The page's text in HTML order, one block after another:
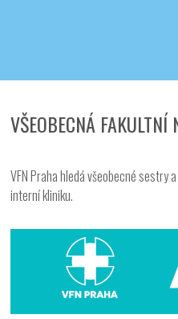
VŠEOBECNÁ FAKULTNÍ
VFN Praha hledá všeobecné sestry
interní kliniku.